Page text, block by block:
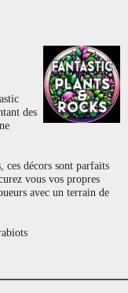
des
ces décors sont parfaits
vous vos propres
avec un terrain de